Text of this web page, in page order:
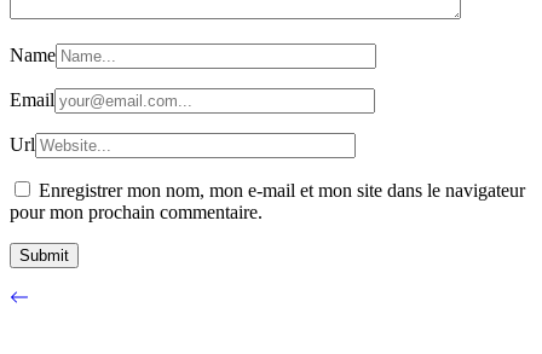
Name
Email
Url
Enregistrer mon nom, mon e-mail et mon site dans le navigateur
pour mon prochain commentaire.